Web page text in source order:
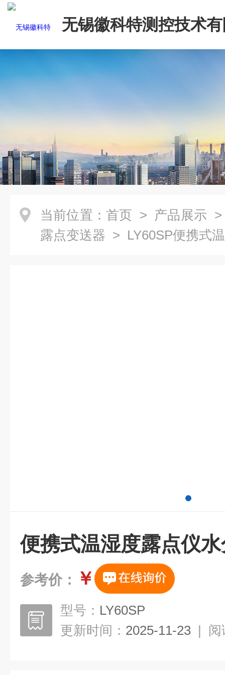
无锡徽科特测控技术
当前位置： 首页 > 产品展示
露点变送器 > LY60SP便携式
便携式温湿度露点仪
参考价： ￥
型号： LY60SP
更新时间： 2025-11-23 | 阅